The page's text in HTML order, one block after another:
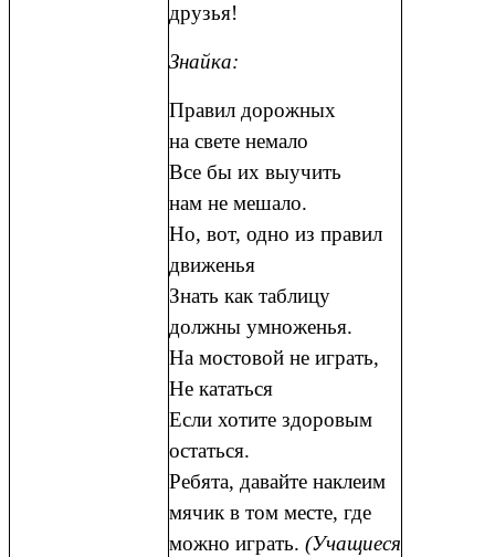
друзья!
Знайка:
Правил дорожных
на свете немало
Все бы их выучить
нам не мешало.
Но, вот, одно из правил
движенья
Знать как таблицу
должны умноженья.
На мостовой не играть,
Не кататься
Если хотите здоровым
остаться.
Ребята, давайте наклеим
мячик в том месте, где
можно играть. (Учащиеся